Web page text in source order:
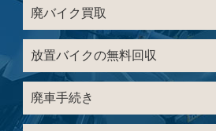
廃バイク買取
放置バイクの無料回収
廃車手続き